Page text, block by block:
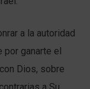
a la autoridad
por ganarte el
Dios, sobre